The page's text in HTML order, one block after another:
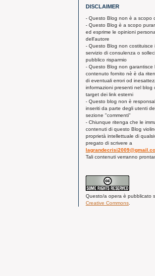
DISCLAIMER
- Questo Blog non è a scopo
- Questo Blog è a scopo
ed esprime le opinioni
dell'autore
- Questo Blog non costituisce
servizio di consulenza o
pubblico risparmio
- Questo Blog non garantisce
contenuto fornito nè è da
di eventuali errori od
informazioni presenti nel blog
target dei link esterni
- Questo blog non è
inseriti da parte degli utenti
sezione "commenti"
- Chiunque ritenga che le
contenuti di questo Blog
proprietà intellettuale di
pregato di scrivere a
Tali contenuti verranno
Questo/a opera è pubblicato
Creative Commons